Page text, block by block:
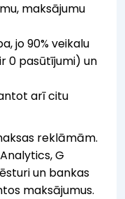
maksājumu
jo 90% veikalu
0 pasūtījumi) un
arī citu
reklāmām.
G
un bankas
maksājumus.